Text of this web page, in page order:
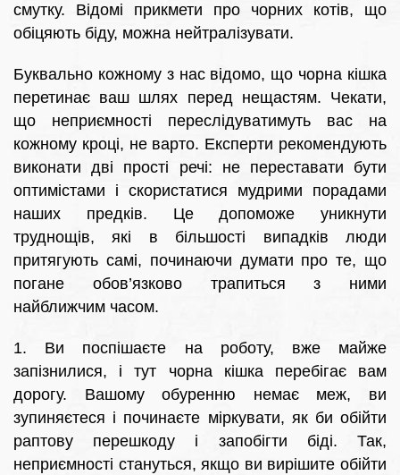
смутку. Відомі прикмети про чорних котів, що
обіцяють біду, можна нейтралізувати.
Буквально кожному з нас відомо, що чорна кішка
перетинає ваш шлях перед нещастям. Чекати,
що неприємності переслідуватимуть вас на
кожному кроці, не варто. Експерти рекомендують
виконати дві прості речі: не переставати бути
оптимістами і скористатися мудрими порадами
наших предків. Це допоможе уникнути
труднощів, які в більшості випадків люди
притягують самі, починаючи думати про те, що
погане обов’язково трапиться з ними
найближчим часом.
1. Ви поспішаєте на роботу, вже майже
запізнилися, і тут чорна кішка перебігає вам
дорогу. Вашому обуренню немає меж, ви
зупиняєтеся і починаєте міркувати, як би обійти
раптову перешкоду і запобігти біді. Так,
неприємності стануться, якщо ви вирішите обійти